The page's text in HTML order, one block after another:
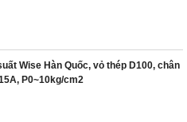
Wise Hàn Quốc, vỏ thép D100, chân
P0~10kg/cm2